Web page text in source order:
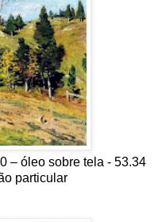
– óleo sobre tela - 53.34
particular